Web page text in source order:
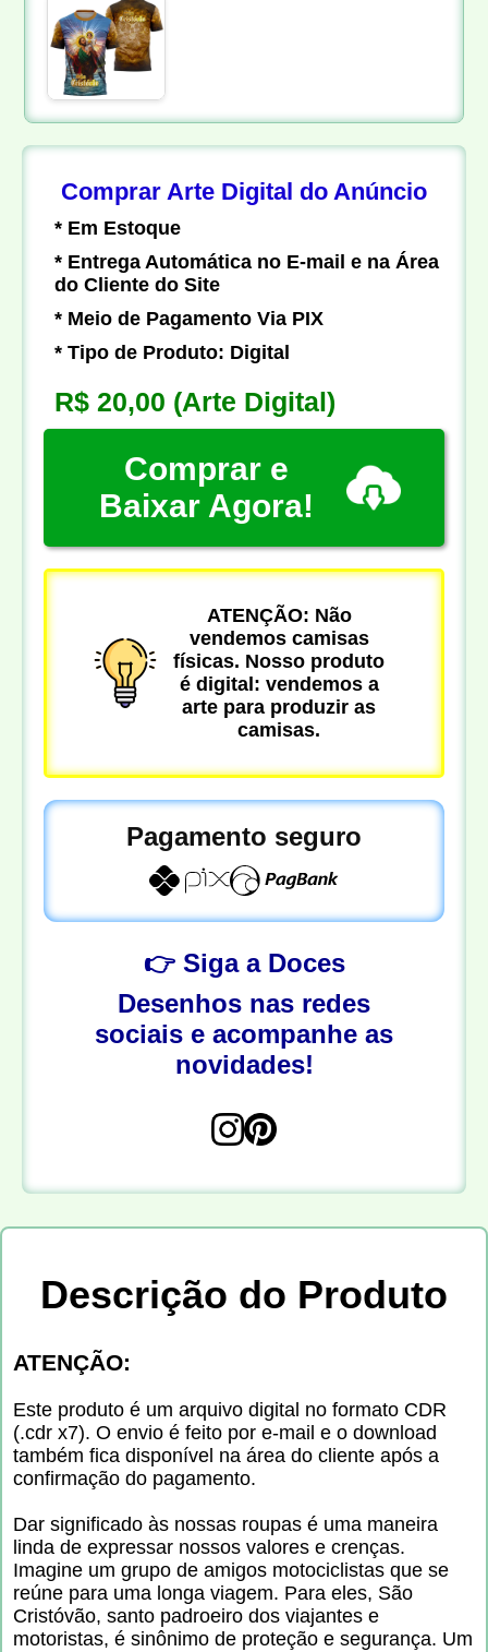
Comprar Arte Digital do Anúncio
* Em Estoque
* Entrega Automática no E-mail e na Área
do Cliente do Site
* Meio de Pagamento Via PIX
* Tipo de Produto: Digital
R$ 20,00 (Arte Digital)
Comprar e
Baixar Agora!
ATENÇÃO: Não
vendemos camisas
físicas. Nosso produto
é digital: vendemos a
arte para produzir as
camisas.
Pagamento seguro
👉 Siga a Doces
Desenhos nas redes
sociais e acompanhe as
novidades!
Descrição do Produto
ATENÇÃO:
Este produto é um arquivo digital no formato CDR
(.cdr x7). O envio é feito por e-mail e o download
também fica disponível na área do cliente após a
confirmação do pagamento.
Dar significado às nossas roupas é uma maneira
linda de expressar nossos valores e crenças.
Imagine um grupo de amigos motociclistas que se
reúne para uma longa viagem. Para eles, São
Cristóvão, santo padroeiro dos viajantes e
motoristas, é sinônimo de proteção e segurança. Um